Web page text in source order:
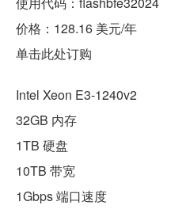
价格：128.16 美元/年
单击此处订购
Intel Xeon E3-1240v2
32GB 内存
1TB 硬盘
10TB 带宽
1Gbps 端口速度